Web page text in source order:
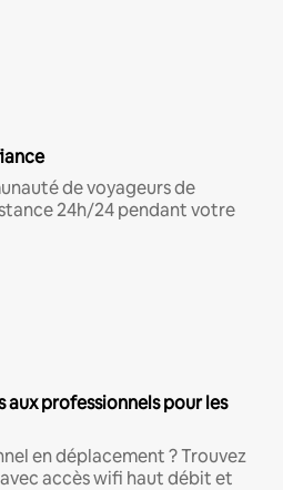
de voyageurs de
24h/24 pendant votre
professionnels pour les
en déplacement ? Trouvez
accès wifi haut débit et